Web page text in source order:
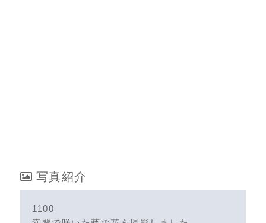
写真紹介
1100